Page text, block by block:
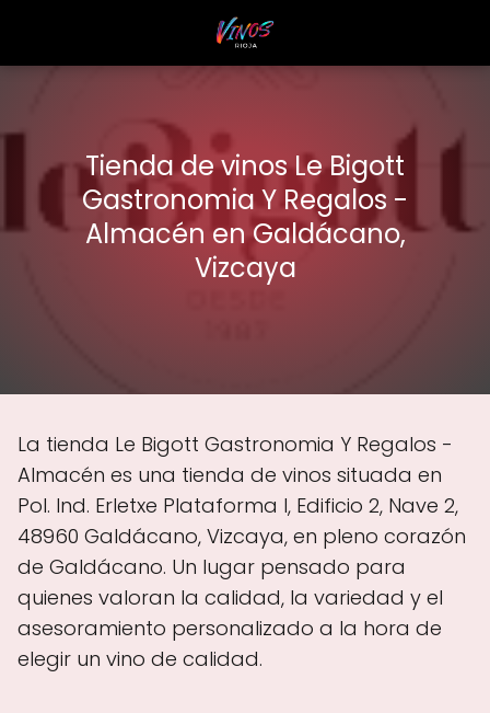
Tienda de vinos Le Bigott
Gastronomia Y Regalos -
Almacén en Galdácano,
Vizcaya
La tienda Le Bigott Gastronomia Y Regalos -
Almacén es una tienda de vinos situada en
Pol. Ind. Erletxe Plataforma I, Edificio 2, Nave 2,
48960 Galdácano, Vizcaya, en pleno corazón
de Galdácano. Un lugar pensado para
quienes valoran la calidad, la variedad y el
asesoramiento personalizado a la hora de
elegir un vino de calidad.